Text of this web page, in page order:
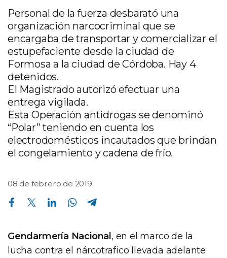
Personal de la fuerza desbarató una
organización narcocriminal que se
encargaba de transportar y comercializar el
estupefaciente desde la ciudad de
Formosa a la ciudad de Córdoba. Hay 4
detenidos.
El Magistrado autorizó efectuar una
entrega vigilada.
Esta Operación antidrogas se denominó
“Polar” teniendo en cuenta los
electrodomésticos incautados que brindan
el congelamiento y cadena de frío.
08 de febrero de 2019
Compartir en Facebook Compartir en Twitter Compartir en Linkedin Compartir en Whatsapp
Gendarmería Nacional , en el marco de la
lucha contra el nárcotrafico llevada adelante